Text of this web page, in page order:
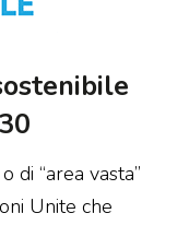
di “area vasta”
Unite che